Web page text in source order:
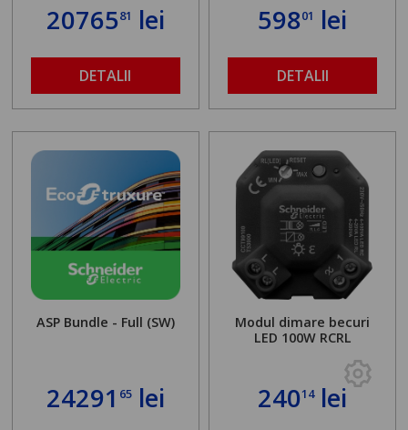
2076581 lei
DETALII
59801 lei
DETALII
ASP Bundle - Full (SW)
24291 65lei
Modul dimare becuri
LED 100W RCRL
24014lei